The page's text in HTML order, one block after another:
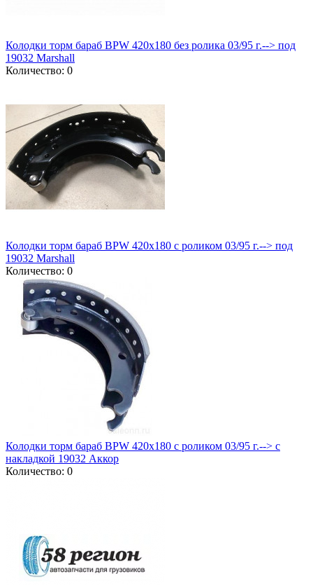
Колодки торм бараб BPW 420x180 без ролика 03/95 г.--> под
19032 Marshall
Количество: 0
Колодки торм бараб BPW 420x180 с роликом 03/95 г.--> под
19032 Marshall
Количество: 0
Колодки торм бараб BPW 420x180 с роликом 03/95 г.--> с
накладкой 19032 Аккор
Количество: 0